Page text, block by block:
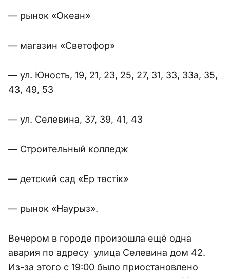
— рынок «Океан»
— магазин «Светофор»
— ул. Юность, 19, 21, 23, 25, 27, 31, 33, 33а, 35,
43, 49, 53
— ул. Селевина, 37, 39, 41, 43
— Строительный колледж
— детский сад «Ер төстік»
— рынок «Наурыз».
Вечером в городе произошла ещё одна
авария по адресу улица Селевина дом 42.
Из-за этого с 19:00 было приостановлено